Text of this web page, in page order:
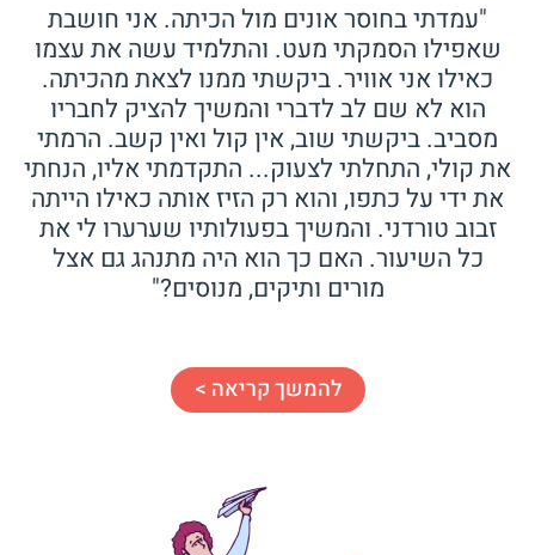
"עמדתי בחוסר אונים מול הכיתה. אני חושבת
שאפילו הסמקתי מעט. והתלמיד עשה את עצמו
כאילו אני אוויר. ביקשתי ממנו לצאת מהכיתה.
הוא לא שם לב לדברי והמשיך להציק לחבריו
מסביב. ביקשתי שוב, אין קול ואין קשב. הרמתי
את קולי, התחלתי לצעוק... התקדמתי אליו, הנחתי
את ידי על כתפו, והוא רק הזיז אותה כאילו הייתה
זבוב טורדני. והמשיך בפעולותיו שערערו לי את
כל השיעור. האם כך הוא היה מתנהג גם אצל
מורים ותיקים, מנוסים?"
להמשך קריאה >